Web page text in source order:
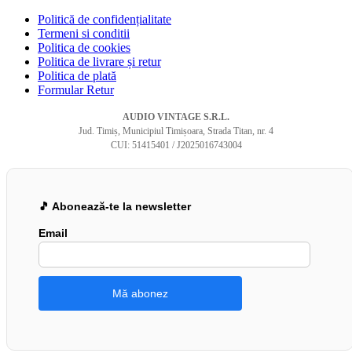
Politică de confidențialitate
Termeni si conditii
Politica de cookies
Politica de livrare și retur
Politica de plată
Formular Retur
AUDIO VINTAGE S.R.L.
Jud. Timiș, Municipiul Timișoara, Strada Titan, nr. 4
CUI: 51415401 / J2025016743004
🎵 Abonează-te la newsletter
Email